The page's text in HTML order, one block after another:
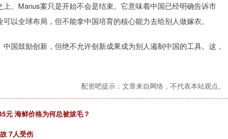
。Manus案只是开始不会是结束。它意味着中国已经明确告诉市
以全球布局，但不能拿中国培育的核心能力去给别人做嫁衣。
国鼓励创新，但绝不允许创新成果成为别人遏制中国的工具。这，
配资吧提示：文章来自网络，不代表本站观点。
元 海鲜价格为何总被拔毛？
7人受伤